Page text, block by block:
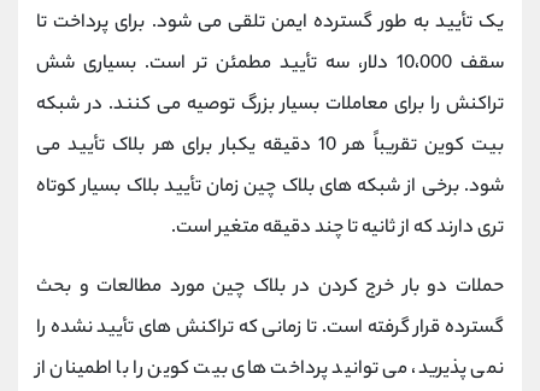
یک تأیید به طور گسترده ایمن تلقی می شود. برای پرداخت تا
سقف 10،000 دلار، سه تأیید مطمئن تر است. بسیاری شش
تراکنش را برای معاملات بسیار بزرگ توصیه می کنند. در شبکه
بیت کوین تقریباً هر 10 دقیقه یکبار برای هر بلاک تأیید می
شود. برخی از شبکه های بلاک چین زمان تأیید بلاک بسیار کوتاه
تری دارند که از ثانیه تا چند دقیقه متغیر است.
حملات دو بار خرج کردن در بلاک چین مورد مطالعات و بحث
گسترده قرار گرفته است. تا زمانی که تراکنش های تأیید نشده را
نمی پذیرید، می توانید پرداخت های بیت کوین را با اطمینان از